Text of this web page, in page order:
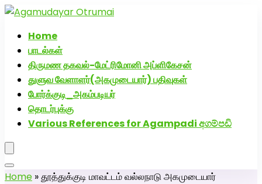
Home
பாடல்கள்
திருமண தகவல்-மேட்ரிமோனி அப்ளிகேசன்
துளுவ வேளாளர்(அகமுடையார்) பதிவுகள்
போர்க்குடி_அகம்படியர்
தொடர்புக்கு
Various References for Agampadi අගම්පඩි
Home »தூத்துக்குடி மாவட்டம் வல்லநாடு அகமுடையார்
அகமுடையார் திருமண வரன்களுக்கு அகமுடையார்மேட்ரி-